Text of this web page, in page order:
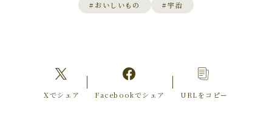
#おいしいもの #宇治
Xでシェア Facebookでシェア URLをコピー